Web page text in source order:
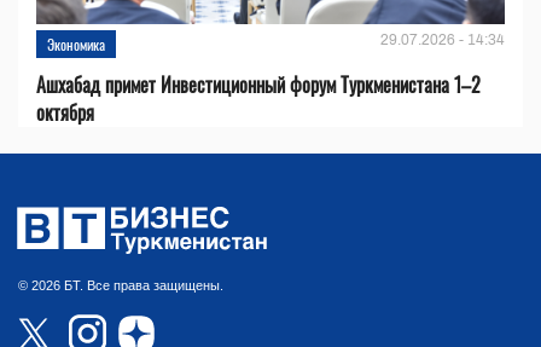
Экономика 29.07.2026 - 14:34
Ашхабад примет Инвестиционный форум Туркменистана 1–2
октября
© 2026 БТ. Все права защищены.